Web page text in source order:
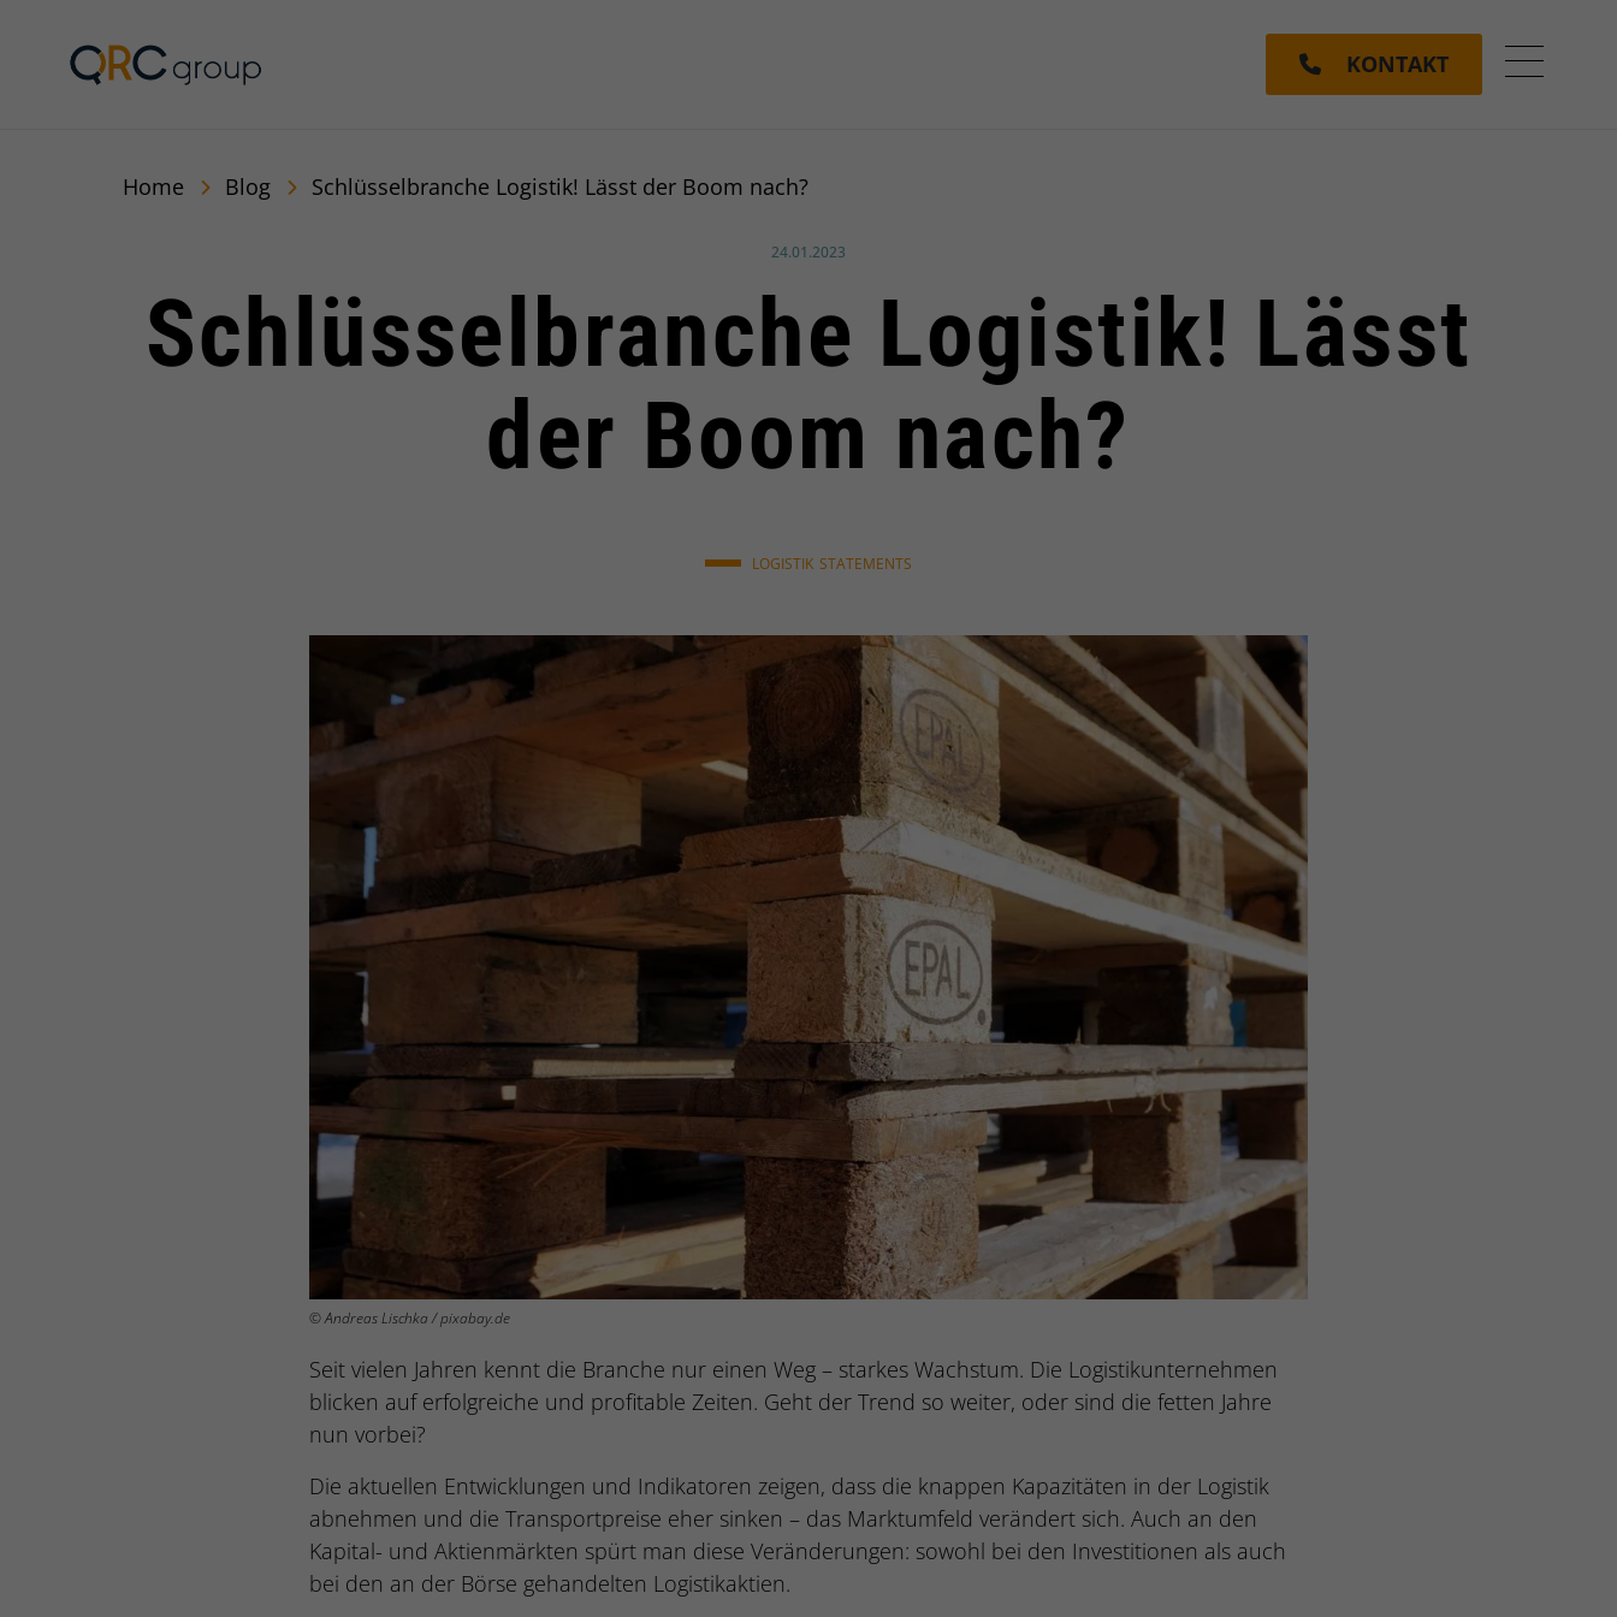
KONTAKT Menü
Home Blog Schlüsselbranche Logistik! Lässt der Boom nach?
Veröffentlicht am:
24.01.2023
Schlüsselbranche Logistik! Lässt
der Boom nach?
LOGISTIK STATEMENTS
© Andreas Lischka / pixabay.de
Seit vielen Jahren kennt die Branche nur einen Weg – starkes Wachstum. Die Logistikunternehmen
blicken auf erfolgreiche und profitable Zeiten. Geht der Trend so weiter, oder sind die fetten Jahre
nun vorbei?
Die aktuellen Entwicklungen und Indikatoren zeigen, dass die knappen Kapazitäten in der Logistik
abnehmen und die Transportpreise eher sinken – das Marktumfeld verändert sich. Auch an den
Kapital- und Aktienmärkten spürt man diese Veränderungen: sowohl bei den Investitionen als auch
bei den an der Börse gehandelten Logistikaktien.